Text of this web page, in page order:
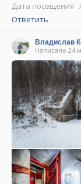
Дата посещения
Ответить
Владислав
Написано 24